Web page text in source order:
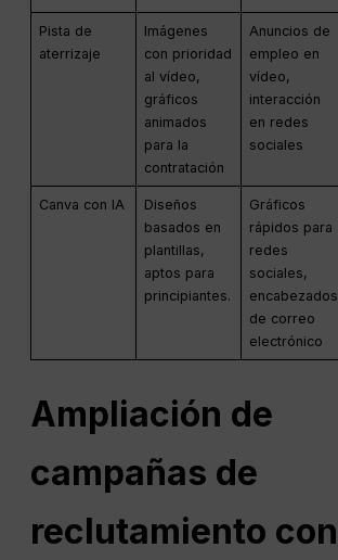
Pista de
aterrizaje
Imágenes
con prioridad
al vídeo,
gráficos
animados
para la
contratación
Anuncios de
empleo en
vídeo,
interacción
en redes
sociales
Canva con IA
Diseños
basados en
plantillas,
aptos para
principiantes.
Gráficos
rápidos para
redes
sociales,
encabezados
de correo
electrónico
Ampliación de
campañas de
reclutamiento con